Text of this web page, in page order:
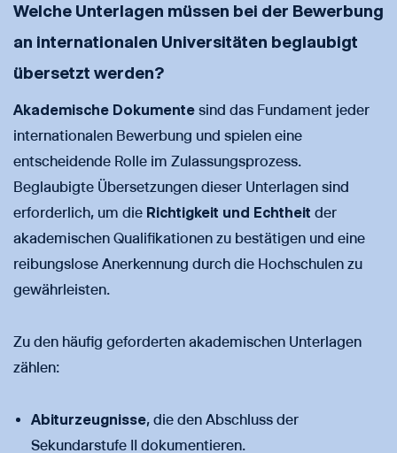
Welche Unterlagen müssen bei der Bewerbung
an internationalen Universitäten beglaubigt
übersetzt werden?
Akademische Dokumente sind das Fundament jeder
internationalen Bewerbung und spielen eine
entscheidende Rolle im Zulassungsprozess.
Beglaubigte Übersetzungen dieser Unterlagen sind
erforderlich, um die Richtigkeit und Echtheit der
akademischen Qualifikationen zu bestätigen und eine
reibungslose Anerkennung durch die Hochschulen zu
gewährleisten.
Zu den häufig geforderten akademischen Unterlagen
zählen:
Abiturzeugnisse, die den Abschluss der
Sekundarstufe II dokumentieren.